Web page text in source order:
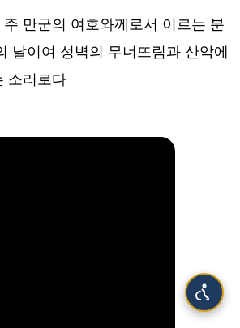
만군의 여호와께로서 이르는 분
날이여 성벽의 무너뜨림과 산악에
소리로다